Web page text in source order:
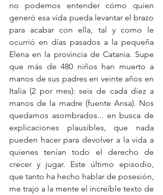
no podemos entender cómo quien
generó esa vida pueda levantar el brazo
para acabar con ella, tal y como le
ocurrió en días pasados ​​a la pequeña
Elena en la provincia de Catania. Supe
que más de 480 niños han muerto a
manos de sus padres en veinte años en
Italia (2 por mes): seis de cada diez a
manos de la madre (fuente Ansa). Nos
quedamos asombrados... en busca de
explicaciones plausibles, que nada
pueden hacer para devolver a la vida a
quienes tenían todo el derecho de
crecer y jugar. Este último episodio,
que tanto ha hecho hablar de posesión,
me trajo a la mente el increíble texto de